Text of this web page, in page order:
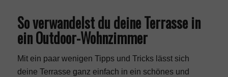
So verwandelst du deine Terrasse in
ein Outdoor-Wohnzimmer
Mit ein paar wenigen Tipps und Tricks lässt sich
deine Terrasse ganz einfach in ein schönes und